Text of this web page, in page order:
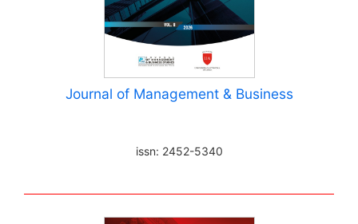
Journal of Management & Business
issn: 2452-5340